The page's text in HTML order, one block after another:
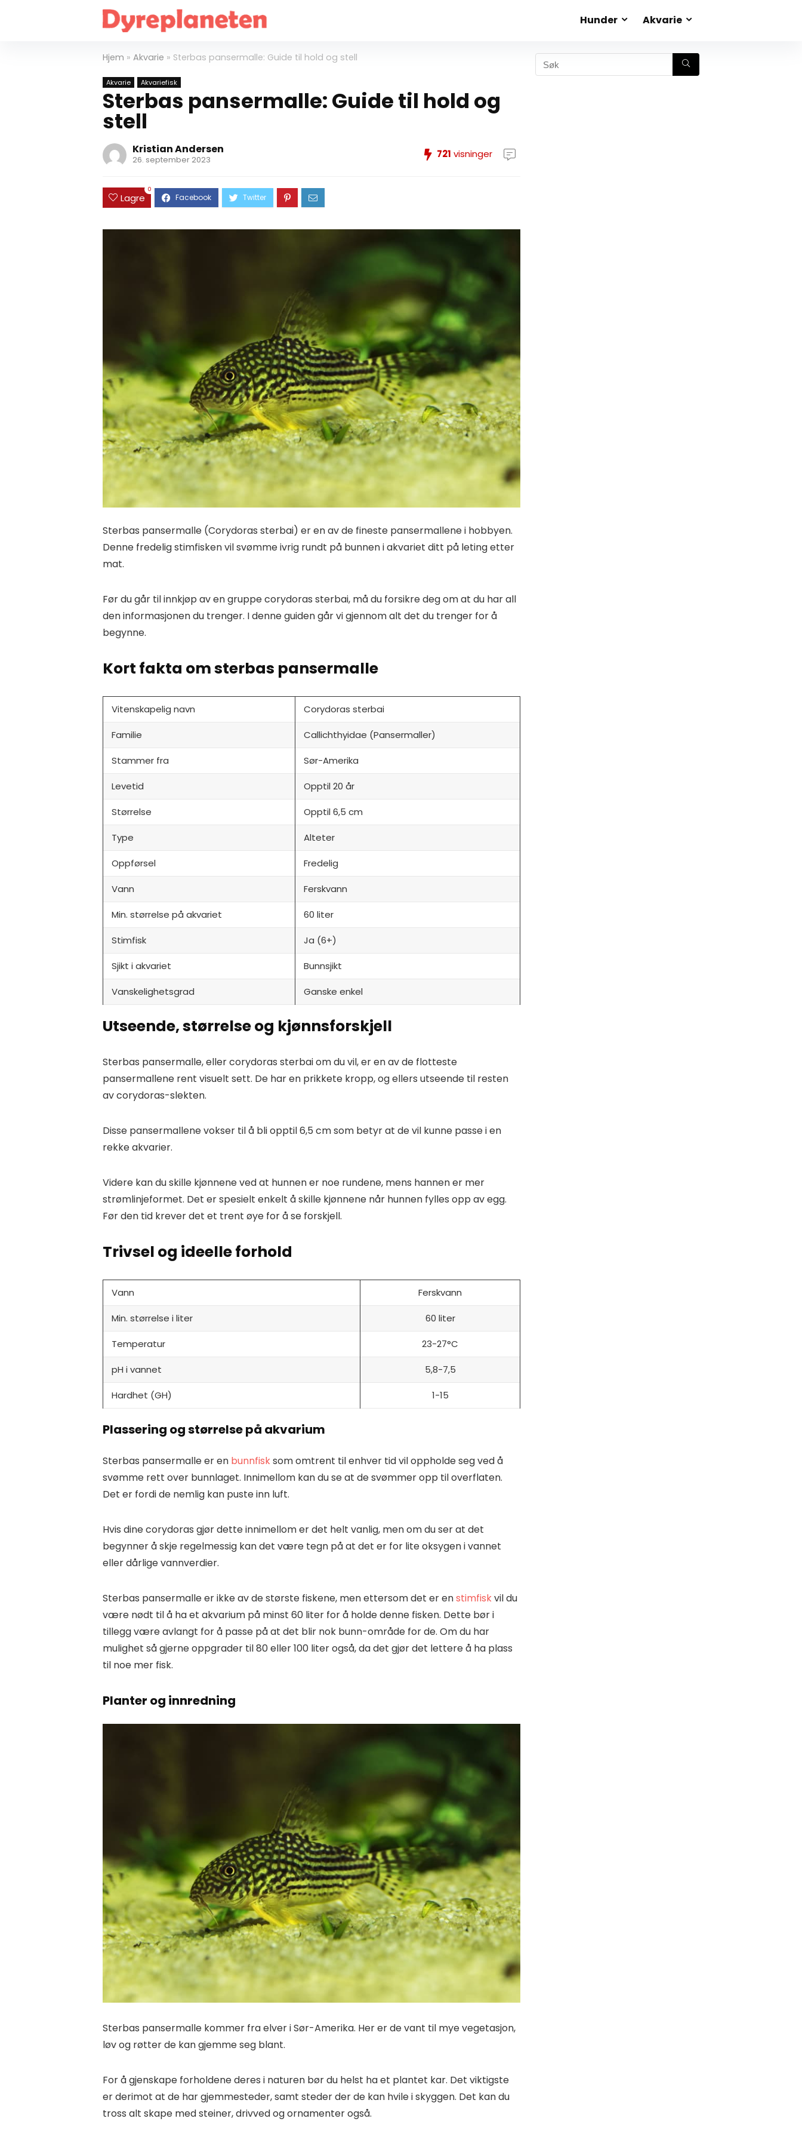
Hunder Akvarie
Hjem » Akvarie » Sterbas pansermalle: Guide til hold og stell
Akvarie Akvariefisk
Sterbas pansermalle: Guide til hold og
stell
Kristian Andersen
26. september 2023 721 visninger
Lagre
0
Sterbas pansermalle (Corydoras sterbai) er en av de fineste pansermallene i hobbyen.
Denne fredelig stimfisken vil svømme ivrig rundt på bunnen i akvariet ditt på leting etter
mat.
Før du går til innkjøp av en gruppe corydoras sterbai, må du forsikre deg om at du har all
den informasjonen du trenger. I denne guiden går vi gjennom alt det du trenger for å
begynne.
Kort fakta om sterbas pansermalle
Vitenskapelig navn Corydoras sterbai
Familie Callichthyidae (Pansermaller)
Stammer fra Sør-Amerika
Levetid Opptil 20 år
Størrelse Opptil 6,5 cm
Type Alteter
Oppførsel Fredelig
Vann Ferskvann
Min. størrelse på akvariet 60 liter
Stimfisk Ja (6+)
Sjikt i akvariet Bunnsjikt
Vanskelighetsgrad Ganske enkel
Utseende, størrelse og kjønnsforskjell
Sterbas pansermalle, eller corydoras sterbai om du vil, er en av de flotteste
pansermallene rent visuelt sett. De har en prikkete kropp, og ellers utseende til resten
av corydoras-slekten.
Disse pansermallene vokser til å bli opptil 6,5 cm som betyr at de vil kunne passe i en
rekke akvarier.
Videre kan du skille kjønnene ved at hunnen er noe rundene, mens hannen er mer
strømlinjeformet. Det er spesielt enkelt å skille kjønnene når hunnen fylles opp av egg.
Før den tid krever det et trent øye for å se forskjell.
Trivsel og ideelle forhold
Vann Ferskvann
Min. størrelse i liter 60 liter
Temperatur 23-27°C
pH i vannet 5,8-7,5
Hardhet (GH) 1-15
Plassering og størrelse på akvarium
Sterbas pansermalle er en bunnfisksom omtrent til enhver tid vil oppholde seg ved å
svømme rett over bunnlaget. Innimellom kan du se at de svømmer opp til overflaten.
Det er fordi de nemlig kan puste inn luft.
Hvis dine corydoras gjør dette innimellom er det helt vanlig, men om du ser at det
begynner å skje regelmessig kan det være tegn på at det er for lite oksygen i vannet
eller dårlige vannverdier.
Sterbas pansermalle er ikke av de største fiskene, men ettersom det er enstimfiskvil du
være nødt til å ha et akvarium på minst 60 liter for å holde denne fisken. Dette bør i
tillegg være avlangt for å passe på at det blir nok bunn-område for de. Om du har
mulighet så gjerne oppgrader til 80 eller 100 liter også, da det gjør det lettere å ha plass
til noe mer fisk.
Planter og innredning
Sterbas pansermalle kommer fra elver i Sør-Amerika. Her er de vant til mye vegetasjon,
løv og røtter de kan gjemme seg blant.
For å gjenskape forholdene deres i naturen bør du helst ha et plantet kar. Det viktigste
er derimot at de har gjemmesteder, samt steder der de kan hvile i skyggen. Det kan du
tross alt skape med steiner, drivved og ornamenter også.